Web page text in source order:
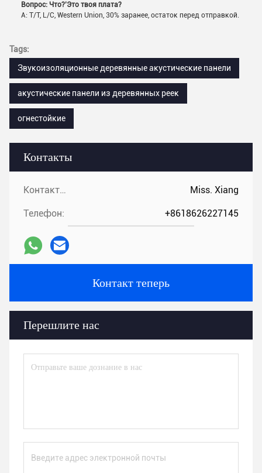
Контакты
Контакты: Miss. Xiang
Телефон: +8618626227145
Контакт теперь
Перешлите нас
Вопрос: Что?’Это твоя плата?
A: T/T, L/C, Western Union, 30% заранее, остаток перед отправкой.
Tags:
Звукоизоляционные деревянные акустические панели
акустические панели из деревянных реек
огнестойкие